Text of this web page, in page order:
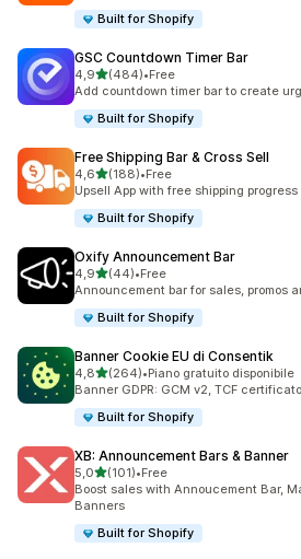
Built for Shopify
GSC Countdown Timer Bar
4,9stelle su 5
(484)
484 recensioni totali
•Free
Add countdown timer bar to create
Built for Shopify
Free Shipping Bar & Cross Sell
4,6stelle su 5
(188)
188 recensioni totali
•Free
Upsell App with free shipping
Built for Shopify
Oxify Announcement Bar
4,9stelle su 5
(44)
44 recensioni totali
•Free
Announcement bar for sales, promos
Built for Shopify
Banner Cookie EU di Consentik
4,8stelle su 5
(264)
264 recensioni totali
•Piano gratuito disponibile
Banner GDPR: GCM v2, TCF
Built for Shopify
XB: Announcement Bars & Banner
5,0stelle su 5
(101)
101 recensioni totali
•Free
Boost sales with Annoucement Bar,
Banners
Built for Shopify